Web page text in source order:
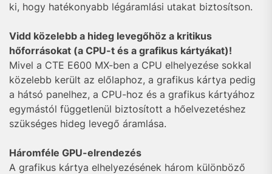
ki, hogy hatékonyabb légáramlási utakat biztosítson.
Vidd közelebb a hideg levegőhöz a kritikus
hőforrásokat (a CPU-t és a grafikus kártyákat)!
Mivel a CTE E600 MX-ben a CPU elhelyezése sokkal
közelebb került az előlaphoz, a grafikus kártya pedig
a hátsó panelhez, a CPU-hoz és a grafikus kártyához
egymástól függetlenül biztosított a hőelvezetéshez
szükséges hideg levegő áramlása.
Háromféle GPU-elrendezés
A grafikus kártya elhelyezésének három különböző